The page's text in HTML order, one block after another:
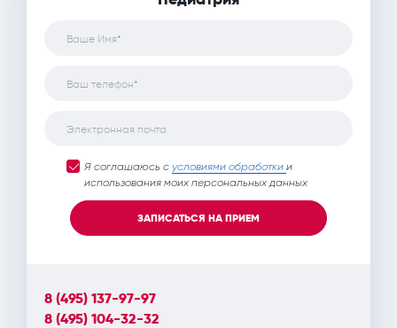
Ваше Имя*
Ваш телефон*
Электронная почта
Я соглашаюсь с условиями обработки и
использования моих персональных данных
ЗАПИСАТЬСЯ НА ПРИЕМ
8 (495) 137-97-97
8 (495) 104-32-32